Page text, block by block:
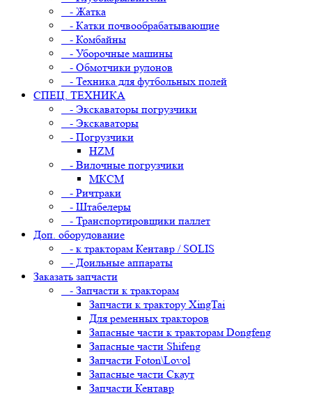
- Жатка
- Катки почвообрабатывающие
- Комбайны
- Уборочные машины
- Обмотчики рулонов
- Техника для футбольных полей
СПЕЦ. ТЕХНИКА
- Экскаваторы погрузчики
- Экскаваторы
- Погрузчики
HZM
- Вилочные погрузчики
МКСМ
- Ричтраки
- Штабелеры
- Транспортировщики паллет
Доп. оборудование
- к тракторам Кентавр / SOLIS
- Доильные аппараты
Заказать запчасти
- Запчасти к тракторам
Запчасти к трактору XingTai
Для ременных тракторов
Запасные части к тракторам Dongfeng
Запасные части Shifeng
Запчасти Foton\Lovol
Запасные части Скаут
Запчасти Кентавр